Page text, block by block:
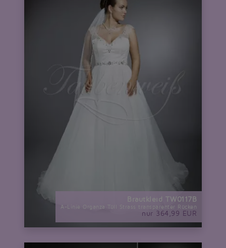
Brautkleid TW0117B
A-Linie Organza Tüll Strass transparenter Rücken
nur 364,99 EUR